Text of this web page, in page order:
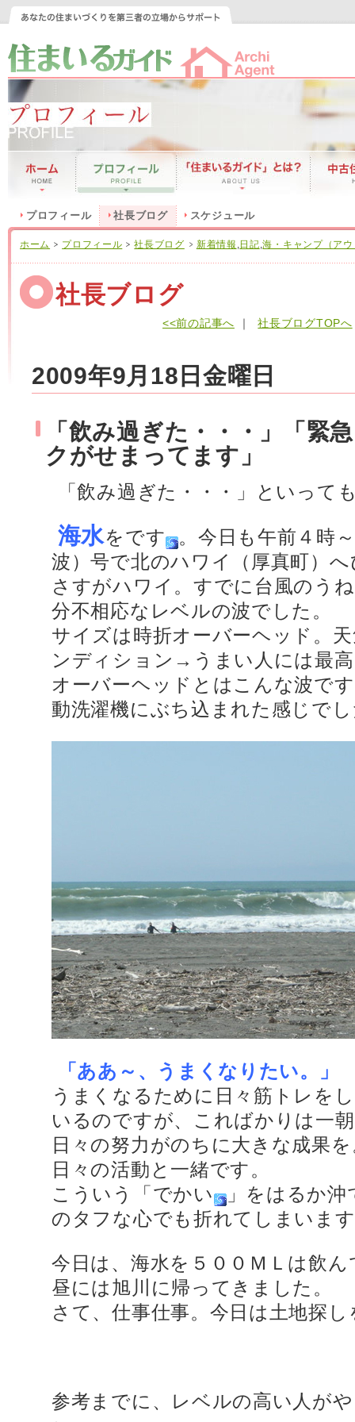
プロフィール 社長ブログ スケジュール
ホーム プロフィール 社長ブログ 新着情報 ,日記,海・キャンプ（ア
社長ブログ
<<前の記事へ ｜ 社長ブログTOPへ
2009年9月18日金曜日
「飲み過ぎた・・・」「緊
クがせまってます」
「飲み過ぎた・・・」といって
海水をです
。今日も午前４時
波）号で北のハワイ（厚真町）
さすがハワイ。すでに台風のう
分不相応なレベルの波でした。
サイズは時折オーバーヘッド。
ンディション→うまい人には最
オーバーヘッドとはこんな波で
動洗濯機にぶち込まれた感じで
「ああ～、うまくなりたい。」
うまくなるために日々筋トレを
いるのですが、こればかりは一
日々の努力がのちに大きな成果
日々の活動と一緒です。
こういう「でかい
」をはるか沖
のタフな心でも折れてしまいま
今日は、海水を５００ＭＬは飲
昼には旭川に帰ってきました。
さて、仕事仕事。今日は土地探
参考までに、レベルの高い人が